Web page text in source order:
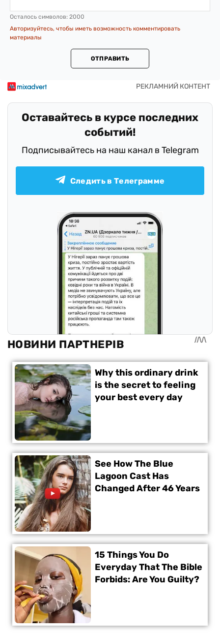
Осталось символов: 2000
Авторизуйтесь, чтобы иметь возможность комментировать
материалы
ОТПРАВИТЬ
Оставайтесь в курсе последних
событий!
Подписывайтесь на наш канал в Telegram
Следить в Телеграмме